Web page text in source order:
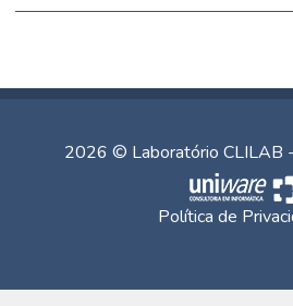
2026 © Laboratório CLILAB
Política de